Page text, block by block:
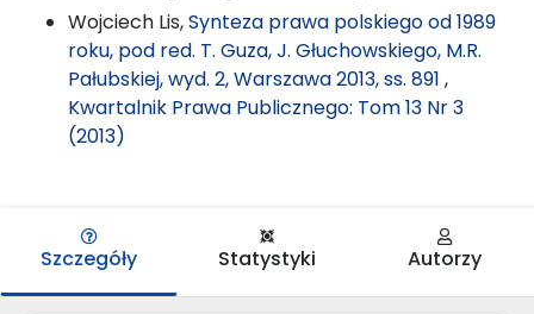
Wojciech Lis,Synteza prawa polskiego od 1989
roku, pod red. T. Guza, J. Głuchowskiego, M.R.
Pałubskiej, wyd. 2, Warszawa 2013, ss. 891 ,
Kwartalnik Prawa Publicznego: Tom 13 Nr 3
(2013)
Szczegóły Statystyki Autorzy